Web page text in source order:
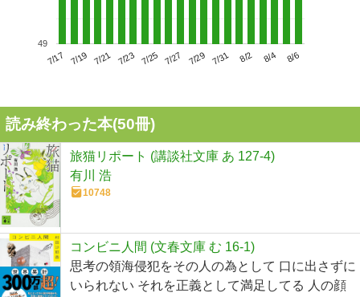
7/17 7/19 7/21 7/23 7/25 7/27 7/29 7/31 8/2 8/4 8/6
49
読み終わった本(50冊)
旅猫リポート (講談社文庫 あ 127-4)
有川 浩
10748
コンビニ人間 (文春文庫 む 16-1)
思考の領海侵犯をその人の為として 口に出さずに
いられない それを正義として満足してる 人の顔